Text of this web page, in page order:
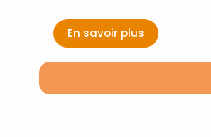
En savoir plus